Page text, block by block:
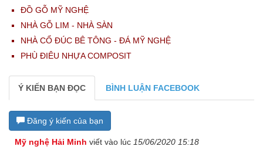
ĐỒ GỖ MỸ NGHỆ
NHÀ GỖ LIM - NHÀ SÀN
NHÀ CỔ ĐÚC BÊ TÔNG - ĐÁ MỸ NGHỆ
PHÙ ĐIÊU NHỰA COMPOSIT
Ý KIẾN BẠN ĐỌC BÌNH LUẬN FACEBOOK
Đăng ý kiến của bạn
Mỹ nghệ Hải Minh viết vào lúc 15/06/2020 15:18